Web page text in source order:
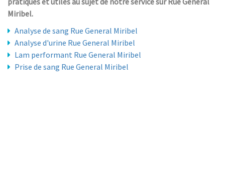
Miribel.
Analyse de sang Rue General Miribel
Analyse d'urine Rue General Miribel
Lam performant Rue General Miribel
Prise de sang Rue General Miribel